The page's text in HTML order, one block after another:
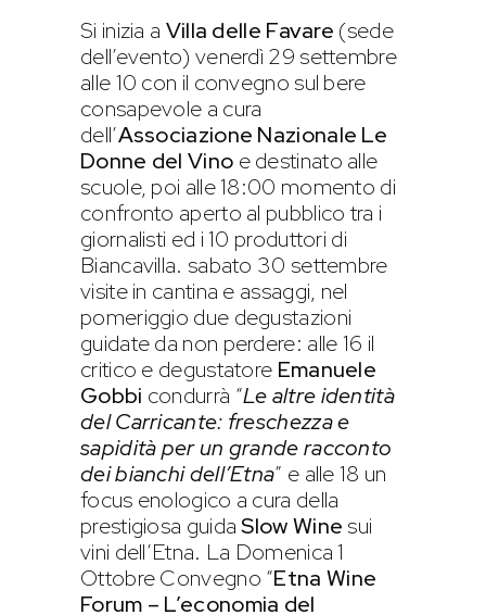
Si inizia a Villa delle Favare (sede
dell’evento) venerdì 29 settembre
alle 10 con il convegno sul bere
consapevole a cura
dell’Associazione Nazionale Le
Donne del Vino e destinato alle
scuole, poi alle 18:00 momento di
confronto aperto al pubblico tra i
giornalisti ed i 10 produttori di
Biancavilla. sabato 30 settembre
visite in cantina e assaggi, nel
pomeriggio due degustazioni
guidate da non perdere: alle 16 il
critico e degustatore Emanuele
Gobbi condurrà “Le altre identità
del Carricante: freschezza e
sapidità per un grande racconto
dei bianchi dell’Etna” e alle 18 un
focus enologico a cura della
prestigiosa guidaSlow Wine sui
vini dell’Etna. La Domenica 1
Ottobre Convegno “Etna Wine
Forum – L’economia del